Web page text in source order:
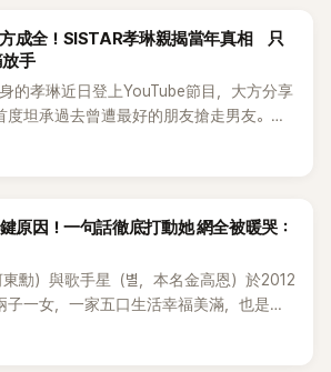
度承認自己過去曾是SHINee、NCT等偶
件持續延燒。
成全！SISTAR孝琳親揭當年真相 只
放手
的孝琳近日登上YouTube節目，大方分享
度坦承過去曾遭最好的朋友搶走男友。她
放手，但如果同樣的事情現在再發生，「我
原因！一句話徹底打動她 網全被暖哭：
勳）與歌手星（별，本名金高恩）於2012
子一女，一家五口生活幸福美滿，也是韓
妻。近日，星首度公開當年決定嫁給